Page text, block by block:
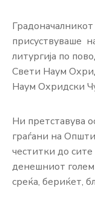
ОДНОСИ
СО
ЈАВНОСТ
КОНТАКТ
присуствуваше
литургија по
Свети Наум
Наум Охридски
Ни претставува
граѓани на
честитки до
денешниот
среќа, бериќет,